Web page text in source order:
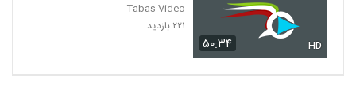
۵۰:۳۴ HD
Tabas Video
۲۲۱ بازدید